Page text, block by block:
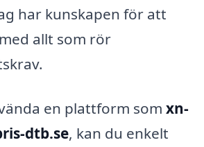
har kunskapen för att
allt som rör
en plattform som xn-
dtb.se, kan du enkelt